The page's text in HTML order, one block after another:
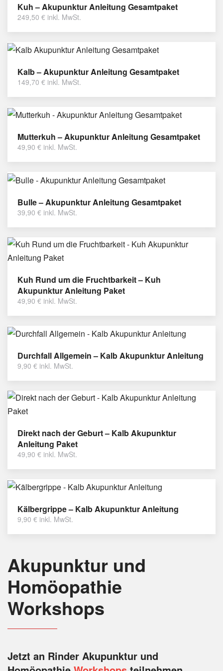
Kuh – Akupunktur Anleitung Gesamtpaket
249,50 € inkl. MwSt.
Kalb – Akupunktur Anleitung Gesamtpaket
149,70 € inkl. MwSt.
Mutterkuh – Akupunktur Anleitung Gesamtpaket
49,90 € inkl. MwSt.
Bulle – Akupunktur Anleitung Gesamtpaket
39,90 € inkl. MwSt.
Kuh Rund um die Fruchtbarkeit – Kuh
Akupunktur Anleitung Paket
49,90 € inkl. MwSt.
Durchfall Allgemein – Kalb Akupunktur Anleitung
9,90 € inkl. MwSt.
Direkt nach der Geburt – Kalb Akupunktur
Anleitung Paket
49,90 € inkl. MwSt.
Kälbergrippe – Kalb Akupunktur Anleitung
9,90 € inkl. MwSt.
Akupunktur und
Homöopathie
Workshops
Jetzt an Rinder Akupunktur und